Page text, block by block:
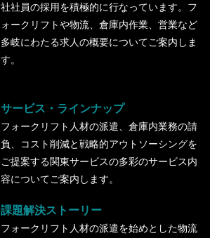
社社員の採用を積極的に行なっています。フ
ォークリフトや物流、倉庫内作業、営業など
多岐にわたる求人の概要についてご案内しま
す。
サービス・ラインナップ
フォークリフト人材の派遣、倉庫内業務の請
負、コスト削減と戦略的アウトソーシングを
ご提案する関東サービスの多彩のサービス内
容についてご案内します。
課題解決ストーリー
フォークリフト人材の派遣を始めとした物流